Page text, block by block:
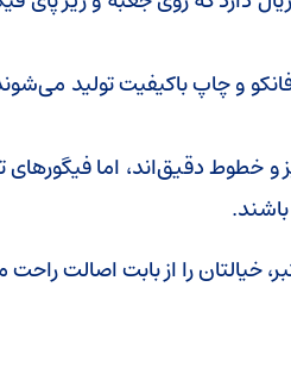
و چاپ باکیفیت تولید
و خطوط دقیق‌اند، اما
خیالتان را از بابت اصالت